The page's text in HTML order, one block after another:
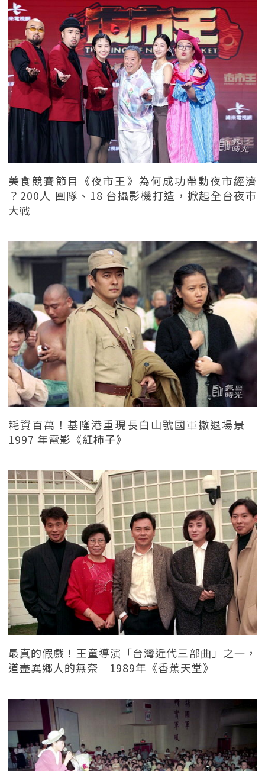
美食競賽節目《夜市王》為何成功帶動夜市經濟
？200人 團隊、18 台攝影機打造，掀起全台夜市
大戰
耗資百萬！基隆港重現長白山號國軍撤退場景｜
1997 年電影《紅柿子》
最真的假戲！王童導演「台灣近代三部曲」之一，
道盡異鄉人的無奈｜1989年《香蕉天堂》